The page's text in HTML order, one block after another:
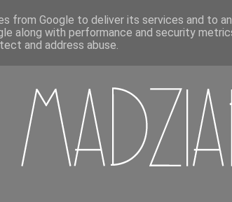
from Google to deliver its services and to
along with performance and security
and address abuse.